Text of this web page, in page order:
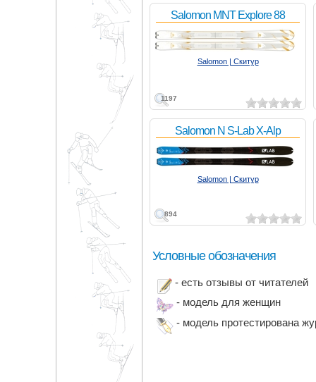
1197
Salomon MNT Explore 88
Salomon | Скитур
894
Salomon N S-Lab X-Alp
Salomon | Скитур
Условные обозначения
- есть отзывы от читателей
- модель для женщин
- модель протестирована